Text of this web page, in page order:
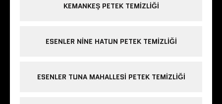
KEMANKEŞ PETEK TEMIZLIĞI
ESENLER NINE HATUN PETEK TEMIZLIĞI
ESENLER TUNA MAHALLESI PETEK TEMIZLIĞI